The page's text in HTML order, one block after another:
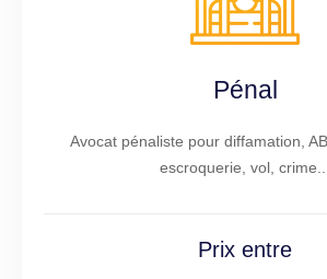
Pénal
Avocat pénaliste pour diffamation,
escroquerie, vol, crime...
Prix entre